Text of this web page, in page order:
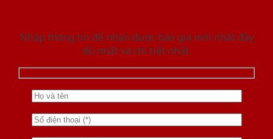
Nhập thông tin để nhận được báo giá mới nhât đầy
đủ nhất và chi tiết nhất.